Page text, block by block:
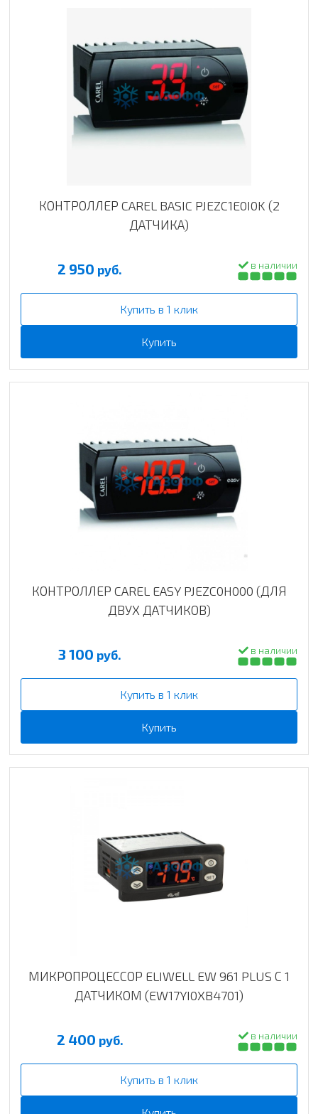
КОНТРОЛЛЕР CAREL BASIC PJEZC1E0I0K (2
ДАТЧИКА)
2 950 руб. в наличии
Купить в 1 клик
Купить
КОНТРОЛЛЕР CAREL EASY PJEZC0H000 (ДЛЯ
ДВУХ ДАТЧИКОВ)
3 100 руб. в наличии
Купить в 1 клик
Купить
МИКРОПРОЦЕССОР ELIWELL EW 961 PLUS С 1
ДАТЧИКОМ (EW17YI0XB4701)
2 400 руб. в наличии
Купить в 1 клик